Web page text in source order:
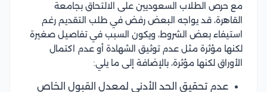
مع حرص الطلاب السعوديين على الالتحاق بجامعة
القاهرة، قد يواجه البعض رفض في طلب التقديم رغم
استيفاء بعض الشروط، ويكون السبب في تفاصيل صغيرة
لكنها مؤثرة مثل عدم توثيق الشهادة أو عدم اكتمال
الأوراق لكنها مؤثرة، بالإضافة إلى ما يلي:
عدم تحقيق الحد الأدنى لمعدل القبول الخاص